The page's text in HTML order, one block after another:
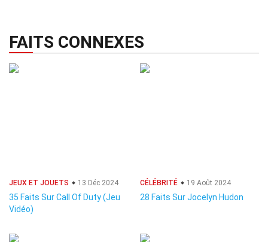
FAITS CONNEXES
JEUX ET JOUETS 13 Déc 2024
35 Faits Sur Call Of Duty (Jeu
Vidéo)
CÉLÉBRITÉ 19 Août 2024
28 Faits Sur Jocelyn Hudon